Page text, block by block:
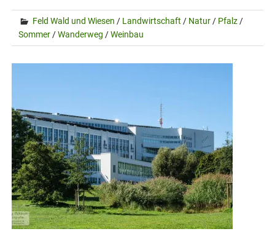
Feld Wald und Wiesen / Landwirtschaft / Natur / Pfalz /
Sommer /Wanderweg /Weinbau